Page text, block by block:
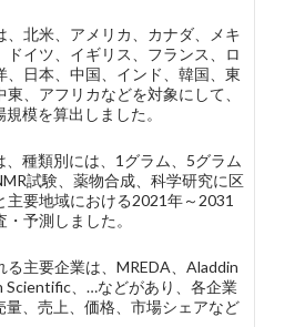
、北米、アメリカ、カナダ、メキ
ドイツ、イギリス、フランス、ロ
、日本、中国、インド、韓国、東
、アフリカなどを対象にして、
模を算出しました。
、種類別には、1グラム、5グラム
試験、薬物合成、科学研究に区
主要地域における2021年～2031
予測しました。
る主要企業は、MREDA、Aladdin
Scientific、…などがあり、各企業
量、売上、価格、市場シェアなど